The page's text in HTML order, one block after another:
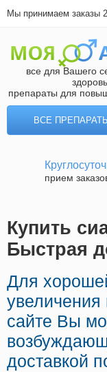
Мы принимаем заказы
все для Вашего
препараты для
ВСЕ ПРЕПАРАТЫ
прием
Купить
Быстрая
Для
увеличения
сайте Вы
доставкой